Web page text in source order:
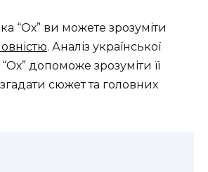
“Ох” ви можете зрозуміти
. Аналіз української
допоможе зрозуміти її
сюжет та головних